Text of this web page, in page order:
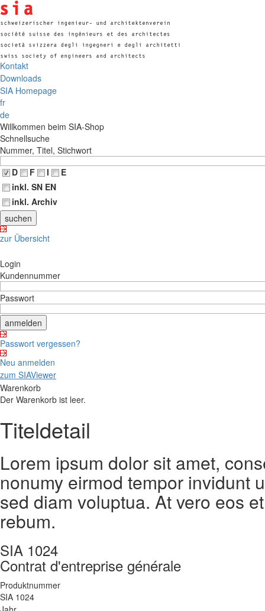
Kontakt
Downloads
SIA Homepage
fr
de
Willkommen beim SIA-Shop
Schnellsuche
Nummer, Titel, Stichwort
D
F I
E
inkl. SN EN
inkl. Archiv
zur Übersicht
Login
Kundennummer
Passwort
Passwort vergessen?
Neu anmelden
zum SIAViewer
Warenkorb
Der Warenkorb ist leer.
Titeldetail
Lorem ipsum dolor sit amet,
nonumy eirmod tempor invidunt
sed diam voluptua. At vero eos
rebum.
SIA 1024
Contrat d'entreprise générale
Produktnummer
SIA 1024